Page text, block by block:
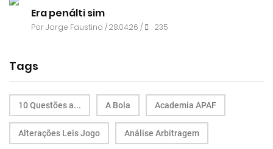
Era penálti sim
PorJorge Faustino / 28.04.26 / 235
Tags
10 Questões a... A Bola Academia APAF
Alterações Leis Jogo Análise Arbitragem